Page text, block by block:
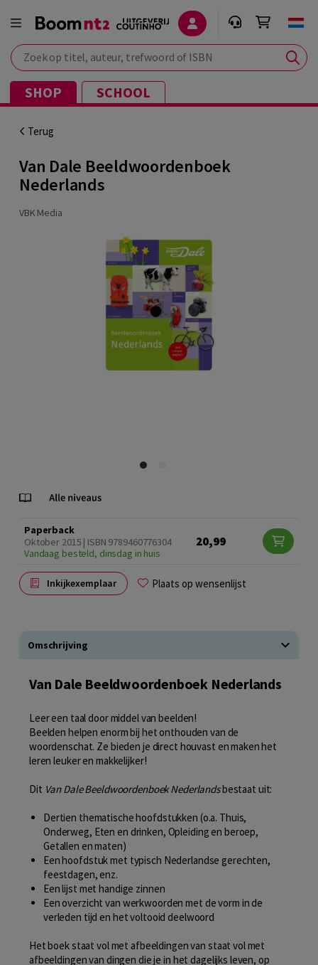
Zoek op titel, auteur, trefwoord of ISBN
SHOP SCHOOL
Terug
Van Dale Beeldwoordenboek
Nederlands
VBK Media
Paperback
Oktober 2015 | ISBN 9789460776304
Vandaag besteld, dinsdag in huis
20,99
Inkijkexemplaar Plaats op wensenlijst
Omschrijving
Van Dale Beeldwoordenboek Nederlands
Leer een taal door middel van beelden!
Beelden helpen enorm bij het onthouden van de
woordenschat. Ze bieden je direct houvast en maken het
leren leuker en makkelijker!
Dit Van Dale Beeldwoordenboek Nederlandsbestaat uit:
Dertien thematische hoofdstukken (o.a. Thuis,
Onderweg, Eten en drinken, Opleiding en beroep,
Getallen en maten)
Een hoofdstuk met typisch Nederlandse gerechten,
feestdagen, enz.
Een lijst met handige zinnen
Een overzicht van werkwoorden met de vorm in de
verleden tijd en het voltooid deelwoord
Het boek staat vol met afbeeldingen van staat vol met
afbeeldingen van dingen die je in het dagelijks leven, op